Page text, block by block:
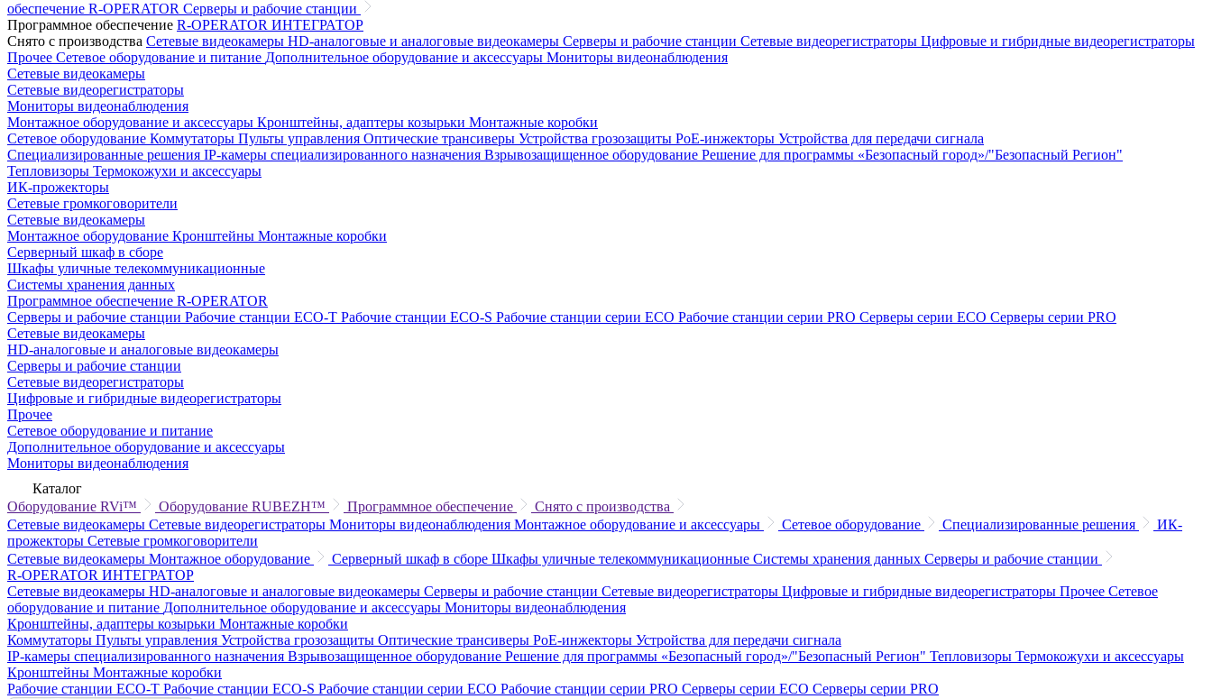
обеспечение R-OPERATOR Серверы и рабочие станции
Программное обеспечение R-OPERATOR ИНТЕГРАТОР
Снято с производства Сетевые видеокамеры HD-аналоговые и аналоговые видеокамеры Серверы и рабочие станции Сетевые видеорегистраторы Цифровые и гибридные видеорегистраторы
Прочее Сетевое оборудование и питание Дополнительное оборудование и аксессуары Мониторы видеонаблюдения
Сетевые видеокамеры
Сетевые видеорегистраторы
Мониторы видеонаблюдения
Монтажное оборудование и аксессуары Кронштейны, адаптеры козырьки Монтажные коробки
Сетевое оборудование Коммутаторы Пульты управления Оптические трансиверы Устройства грозозащиты PoE-инжекторы Устройства для передачи сигнала
Специализированные решения IP-камеры специализированного назначения Взрывозащищенное оборудование Решение для программы «Безопасный город»/"Безопасный Регион"
Тепловизоры Термокожухи и аксессуары
ИК-прожекторы
Сетевые громкоговорители
Сетевые видеокамеры
Монтажное оборудование Кронштейны Монтажные коробки
Серверный шкаф в сборе
Шкафы уличные телекоммуникационные
Системы хранения данных
Программное обеспечение R-OPERATOR
Серверы и рабочие станции Рабочие станции ECO-T Рабочие станции ECO-S Рабочие станции серии ECO Рабочие станции серии PRO Серверы серии ECO Серверы серии PRO
Сетевые видеокамеры
HD-аналоговые и аналоговые видеокамеры
Серверы и рабочие станции
Сетевые видеорегистраторы
Цифровые и гибридные видеорегистраторы
Прочее
Сетевое оборудование и питание
Дополнительное оборудование и аксессуары
Мониторы видеонаблюдения
Каталог
Оборудование RVi™
Оборудование RUBEZH™ Программное обеспечение
Снято с производства
Сетевые видеокамеры Сетевые видеорегистраторы Мониторы видеонаблюдения Монтажное оборудование и аксессуары Сетевое оборудование Специализированные решения
ИК-
прожекторы Сетевые громкоговорители
Сетевые видеокамеры Монтажное оборудование Серверный шкаф в сборе Шкафы уличные телекоммуникационные Системы хранения данных Серверы и рабочие станции
R-OPERATOR ИНТЕГРАТОР
Сетевые видеокамеры HD-аналоговые и аналоговые видеокамеры Серверы и рабочие станции Сетевые видеорегистраторы Цифровые и гибридные видеорегистраторы Прочее Сетевое
оборудование и питание Дополнительное оборудование и аксессуары Мониторы видеонаблюдения
Кронштейны, адаптеры козырьки Монтажные коробки
Коммутаторы Пульты управления Устройства грозозащиты Оптические трансиверы PoE-инжекторы Устройства для передачи сигнала
IP-камеры специализированного назначения Взрывозащищенное оборудование Решение для программы «Безопасный город»/"Безопасный Регион" Тепловизоры Термокожухи и аксессуары
Кронштейны Монтажные коробки
Рабочие станции ECO-T Рабочие станции ECO-S Рабочие станции серии ECO Рабочие станции серии PRO Серверы серии ECO Серверы серии PRO